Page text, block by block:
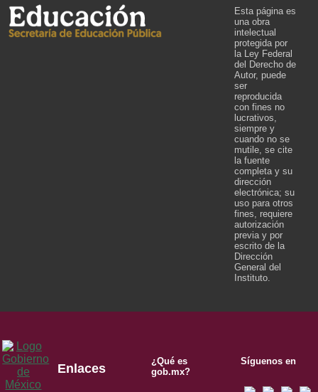
Esta página es
una obra
intelectual
protegida por
la Ley Federal
del Derecho de
Autor, puede
ser
reproducida
con fines no
lucrativos,
siempre y
cuando no se
mutile, se cite
la fuente
completa y su
dirección
electrónica; su
uso para otros
fines, requiere
autorización
previa y por
escrito de la
Dirección
General del
Instituto.
Enlaces
¿Qué es
gob.mx?
Síguenos en